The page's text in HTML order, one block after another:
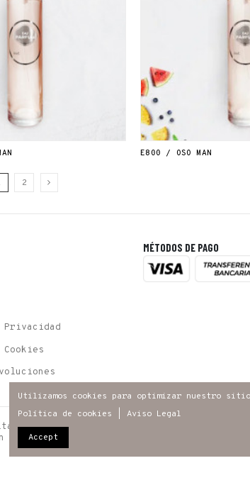
E800 / OSO MAN
2
MÉTODOS DE PAGO
en el registro mercantil de Madrid Tomo
1º.
Utilizamos cookies para optimizar nuestro
Política de cookies
Aviso Legal
Accept